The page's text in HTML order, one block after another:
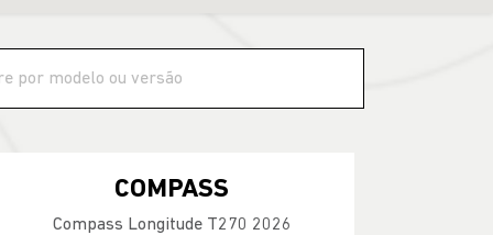
COMPASS
Compass Longitude T270 2026